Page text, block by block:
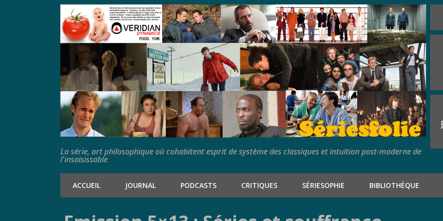
La série, art philosophique où cohabitent esprit de système des classiques et intuition post-moderne de
l'insaisissable
ACCUEIL JOURNAL PODCASTS CRITIQUES SÉRIESOPHIE BIBLIOTHÈQUE